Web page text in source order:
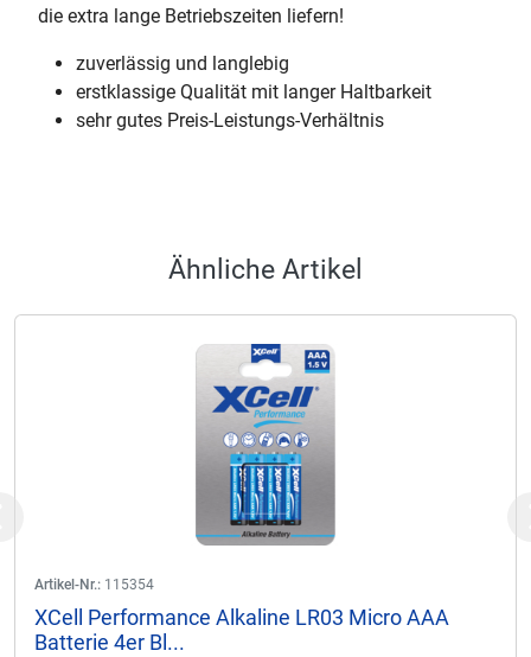
die extra lange Betriebszeiten liefern!
zuverlässig und langlebig
erstklassige Qualität mit langer Haltbarkeit
sehr gutes Preis-Leistungs-Verhältnis
Ähnliche Artikel
Artikel-Nr.: 115354
XCell Performance Alkaline LR03 Micro AAA
Batterie 4er Bl...